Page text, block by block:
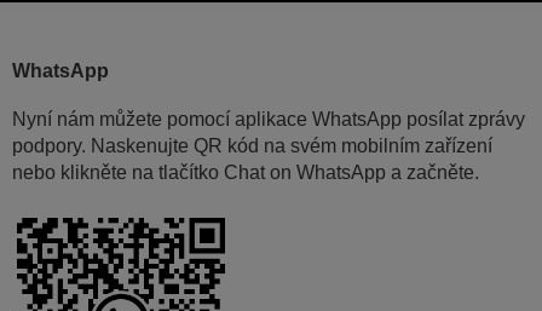
WhatsApp
Nyní nám můžete pomocí aplikace WhatsApp posílat zprávy
podpory. Naskenujte QR kód na svém mobilním zařízení
nebo klikněte na tlačítko Chat on WhatsApp a začněte.